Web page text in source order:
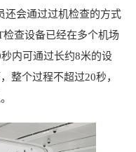
还会通过过机检查的方式
查设备已经在多个机场
内可通过长约8米的设
整个过程不超过20秒，